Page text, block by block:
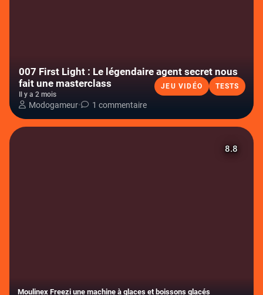
JEU VIDÉO TESTS
007 First Light : Le légendaire agent secret nous
fait une masterclass
Il y a 2 mois
Modogameur• 1 commentaire
8.8
Moulinex Freezi une machine à glaces et boissons glacés